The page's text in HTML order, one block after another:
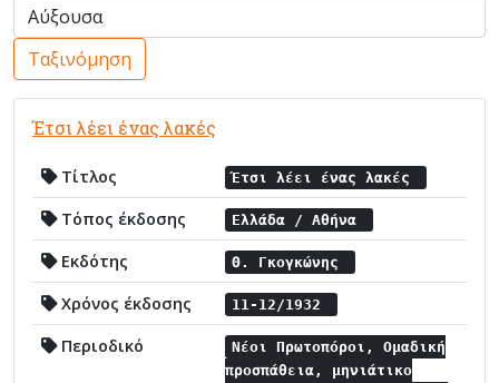
Ταξινόμηση
Έτσι λέει ένας λακές
Τίτλος Έτσι λέει ένας λακές
Τόπος έκδοσης Ελλάδα / Αθήνα
Εκδότης Θ. Γκογκώνης
Χρόνος έκδοσης 11-12/1932
Περιοδικό
Νέοι Πρωτοπόροι, Ομαδική
προσπάθεια, μηνιάτικο